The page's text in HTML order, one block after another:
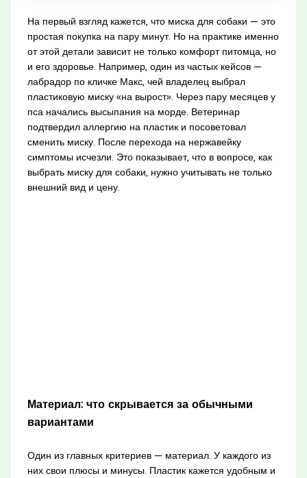
На первый взгляд кажется, что миска для собаки — это
простая покупка на пару минут. Но на практике именно
от этой детали зависит не только комфорт питомца, но
и его здоровье. Например, один из частых кейсов —
лабрадор по кличке Макс, чей владелец выбрал
пластиковую миску «на вырост». Через пару месяцев у
пса начались высыпания на морде. Ветеринар
подтвердил аллергию на пластик и посоветовал
сменить миску. После перехода на нержавейку
симптомы исчезли. Это показывает, что в вопросе, как
выбрать миску для собаки, нужно учитывать не только
внешний вид и цену.
Материал: что скрывается за обычными
вариантами
Один из главных критериев — материал. У каждого из
них свои плюсы и минусы. Пластик кажется удобным и